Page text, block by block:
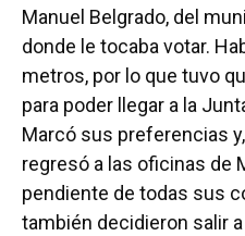
Manuel Belgrado, del
donde le tocaba votar.
metros, por lo que tuvo
para poder llegar a la
Marcó sus preferencias
regresó a las oficinas de
pendiente de todas sus
también decidieron salir